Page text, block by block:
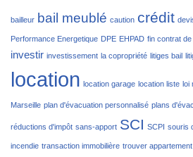
bailleur bail meublé caution crédit
Performance Energetique DPE EHPAD fin contrat
investir investissement la copropriété litiges bail
location location garage location liste loi
Marseille plan d'évacuation personnalisé plans
réductions d'impôt sans-apport SCI SCPI souris
incendie transaction immobilière trouver